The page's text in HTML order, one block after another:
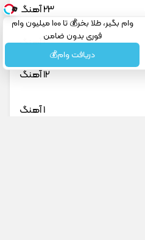
23 آهنگ
1 آهنگ
12 آهنگ
1 آهنگ
وام بگیر، طلا بخر💰 تا 100 میلیون وام
فوری بدون ضامن
دریافت وام💰